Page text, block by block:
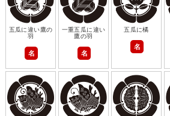
五瓜に違い鷹の
羽
名
一重五瓜に違い
鷹の羽
名
五瓜に橘
名